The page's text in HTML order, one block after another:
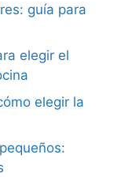
guía para
elegir el
elegir la